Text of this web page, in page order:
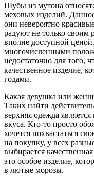
Шубы из мутона
меховых изделий.
они невероятно
радуют не только
вполне доступной
многочисленными
недостаточно для того,
качественное изделие,
годами.
Какая девушка или
Таких найти
верхняя одежда
вкуса. Кто-то просто
хочется похвастаться
на покупку, у всех
выбирается
это особое изделие,
в лютые морозы.